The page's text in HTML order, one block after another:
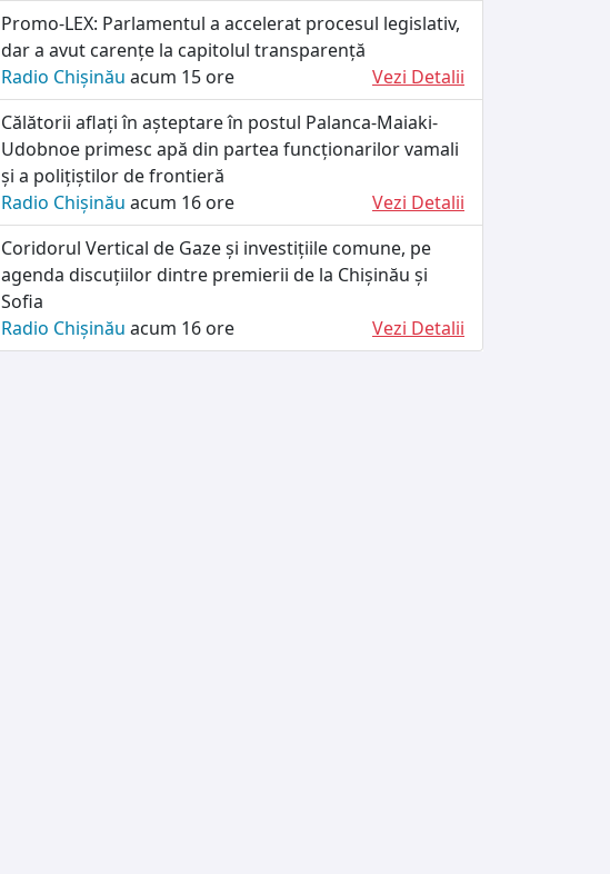
Promo-LEX: Parlamentul a accelerat procesul legislativ,
dar a avut carențe la capitolul transparență
Radio Chișinău acum 15 ore
Vezi Detalii
Călătorii aflați în așteptare în postul Palanca-Maiaki-
Udobnoe primesc apă din partea funcționarilor vamali
și a polițiștilor de frontieră
Radio Chișinău acum 16 ore
Vezi Detalii
Coridorul Vertical de Gaze și investițiile comune, pe
agenda discuțiilor dintre premierii de la Chișinău și
Sofia
Radio Chișinău acum 16 ore Vezi Detalii